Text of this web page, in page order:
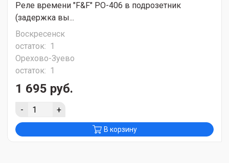
Реле времени "F&F" PO-406 в подрозетник
(задержка вы...
Воскресенск
остаток: 1
Орехово-Зуево
остаток: 1
1 695 руб.
- +
В корзину